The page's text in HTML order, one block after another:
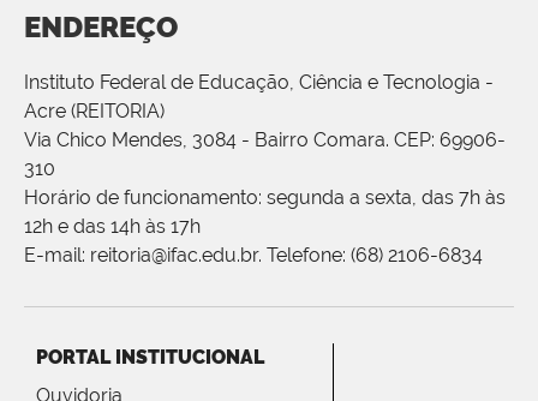
ENDEREÇO
Instituto Federal de Educação, Ciência e Tecnologia -
Acre (REITORIA)
Via Chico Mendes, 3084 - Bairro Comara. CEP: 69906-
310
Horário de funcionamento: segunda a sexta, das 7h às
12h e das 14h às 17h
E-mail: reitoria@ifac.edu.br. Telefone: (68) 2106-6834
PORTAL INSTITUCIONAL
Ouvidoria